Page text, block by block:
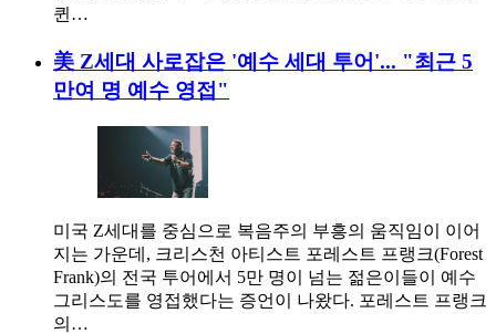
퀸…
美 Z세대 사로잡은 '예수 세대 투어'... "최근 5
만여 명 예수 영접"
미국 Z세대를 중심으로 복음주의 부흥의 움직임이 이어
지는 가운데, 크리스천 아티스트 포레스트 프랭크(Forest
Frank)의 전국 투어에서 5만 명이 넘는 젊은이들이 예수
그리스도를 영접했다는 증언이 나왔다. 포레스트 프랭크
의…